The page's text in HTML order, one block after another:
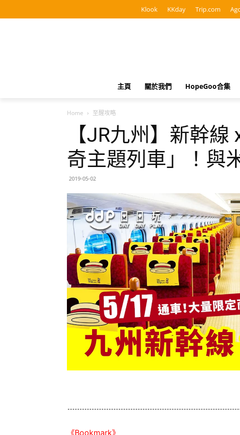
Klook KKday Trip.com
主頁 關於我們 HopeGoo合集
Home 至醒攻略
【JR九州】新幹
奇主題列車」！與
2019-05-02
《Bookmark》